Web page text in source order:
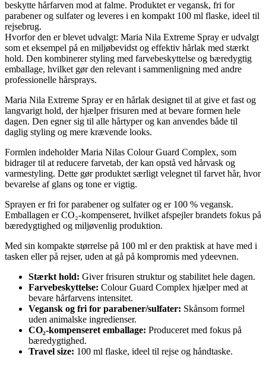
beskytte hårfarven mod at falme. Produktet er vegansk, fri for
parabener og sulfater og leveres i en kompakt 100 ml flaske, ideel til
rejsebrug.
Hvorfor den er blevet udvalgt: Maria Nila Extreme Spray er udvalgt
som et eksempel på en miljøbevidst og effektiv hårlak med stærkt
hold. Den kombinerer styling med farvebeskyttelse og bæredygtig
emballage, hvilket gør den relevant i sammenligning med andre
professionelle hårsprays.
Maria Nila Extreme Spray er en hårlak designet til at give et fast og
langvarigt hold, der hjælper frisuren med at bevare formen hele
dagen. Den egner sig til alle hårtyper og kan anvendes både til
daglig styling og mere krævende looks.
Formlen indeholder Maria Nilas Colour Guard Complex, som
bidrager til at reducere farvetab, der kan opstå ved hårvask og
varmestyling. Dette gør produktet særligt velegnet til farvet hår, hvor
bevarelse af glans og tone er vigtig.
Sprayen er fri for parabener og sulfater og er 100 % vegansk.
Emballagen er CO₂-kompenseret, hvilket afspejler brandets fokus på
bæredygtighed og miljøvenlig produktion.
Med sin kompakte størrelse på 100 ml er den praktisk at have med i
tasken eller på rejser, uden at gå på kompromis med ydeevnen.
Stærkt hold: Giver frisuren struktur og stabilitet hele dagen.
Farvebeskyttelse: Colour Guard Complex hjælper med at
bevare hårfarvens intensitet.
Vegansk og fri for parabener/sulfater: Skånsom formel
uden animalske ingredienser.
CO₂-kompenseret emballage: Produceret med fokus på
bæredygtighed.
Travel size: 100 ml flaske, ideel til rejse og håndtaske.